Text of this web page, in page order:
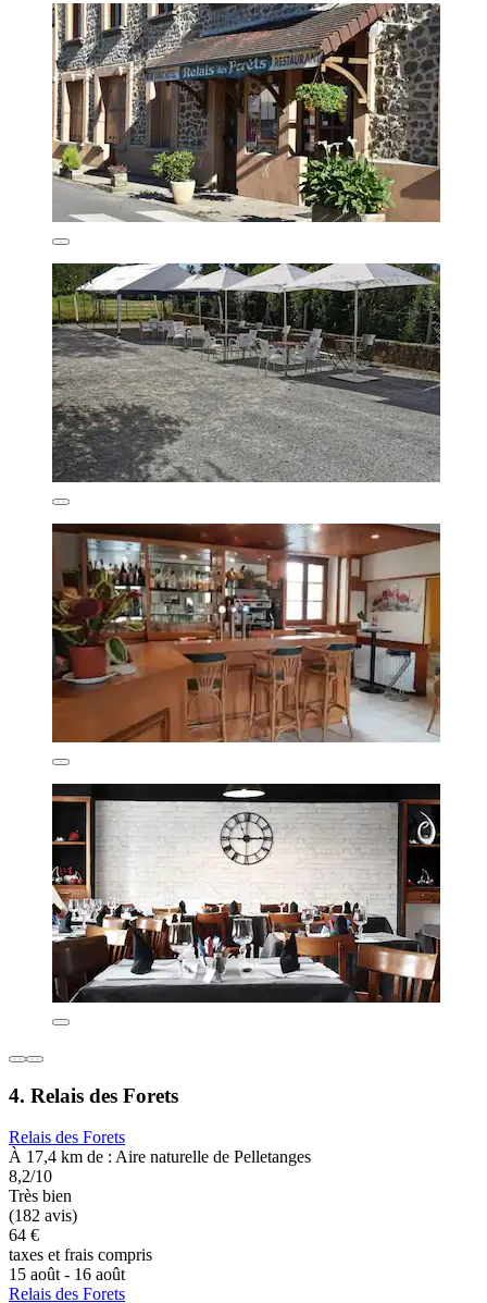
4. Relais des Forets
Relais des Forets
À 17,4 km de : Aire naturelle de Pelletanges
8,2/10
Très bien
(182 avis)
64 €
taxes et frais compris
15 août - 16 août
Relais des Forets